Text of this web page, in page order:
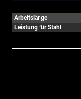
Arbeitslänge
Leistung für Stahl